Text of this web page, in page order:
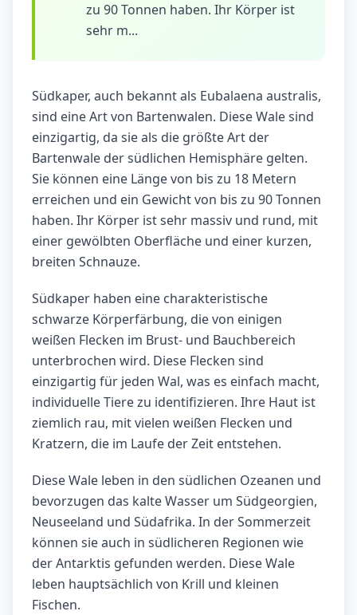
zu 90 Tonnen haben. Ihr Körper ist
sehr m...
Südkaper, auch bekannt als Eubalaena australis,
sind eine Art von Bartenwalen. Diese Wale sind
einzigartig, da sie als die größte Art der
Bartenwale der südlichen Hemisphäre gelten.
Sie können eine Länge von bis zu 18 Metern
erreichen und ein Gewicht von bis zu 90 Tonnen
haben. Ihr Körper ist sehr massiv und rund, mit
einer gewölbten Oberfläche und einer kurzen,
breiten Schnauze.
Südkaper haben eine charakteristische
schwarze Körperfärbung, die von einigen
weißen Flecken im Brust- und Bauchbereich
unterbrochen wird. Diese Flecken sind
einzigartig für jeden Wal, was es einfach macht,
individuelle Tiere zu identifizieren. Ihre Haut ist
ziemlich rau, mit vielen weißen Flecken und
Kratzern, die im Laufe der Zeit entstehen.
Diese Wale leben in den südlichen Ozeanen und
bevorzugen das kalte Wasser um Südgeorgien,
Neuseeland und Südafrika. In der Sommerzeit
können sie auch in südlicheren Regionen wie
der Antarktis gefunden werden. Diese Wale
leben hauptsächlich von Krill und kleinen
Fischen.